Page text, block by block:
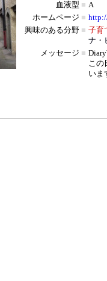
血液型 ■ A
ホームページ ■
興味のある分野 ■ 子育
ナ・
メッセージ ■
この
いま